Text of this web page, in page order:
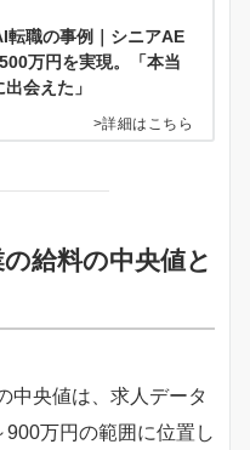
転職の事例｜シニアAE
万円を実現。「本当
会えた」
>詳細はこちら
給料の中央値と
中央値は、求人データ
万円の範囲に位置し